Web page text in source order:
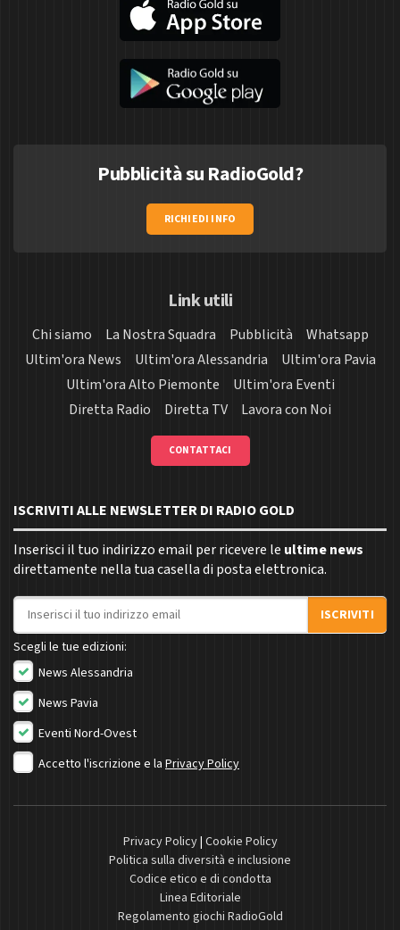
Pubblicità su RadioGold?
RICHIEDI INFO
Link utili
Chi siamo La Nostra Squadra Pubblicità
Whatsapp
Ultim'ora News
Ultim'ora Alessandria
Ultim'ora Pavia
Ultim'ora Alto Piemonte
Ultim'ora Eventi
Diretta Radio
Diretta TV Lavora con Noi
CONTATTACI
ISCRIVITI ALLE NEWSLETTER DI RADIO GOLD
Inserisci il tuo indirizzo email per ricevere le ultime news
direttamente nella tua casella di posta elettronica.
Indirizzo email
ISCRIVITI
Scegli le tue edizioni:
News Alessandria
News Pavia
Eventi Nord-Ovest
Accetto l'iscrizione e la Privacy Policy
Privacy Policy| Cookie Policy
Politica sulla diversità e inclusione
Codice etico e di condotta
Linea Editoriale
Regolamento giochi RadioGold